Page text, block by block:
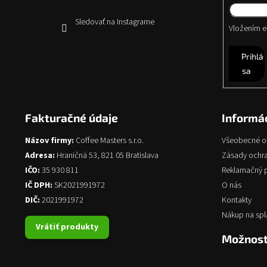
Sledovať na Instagrame
Vložením
Prihlásiť
sa
Fakturačné údaje
Názov firmy: Coffee Masters s.r.o.
Adresa: Hraničná 53, 821 05 Bratislava
IČO: 35 930 811
IČ DPH: SK2021991972
DIČ: 2021991972
Vrátiť produkty
Všeobecné
Zásady
Reklamačný
O nás
Kontakty
Nákup na